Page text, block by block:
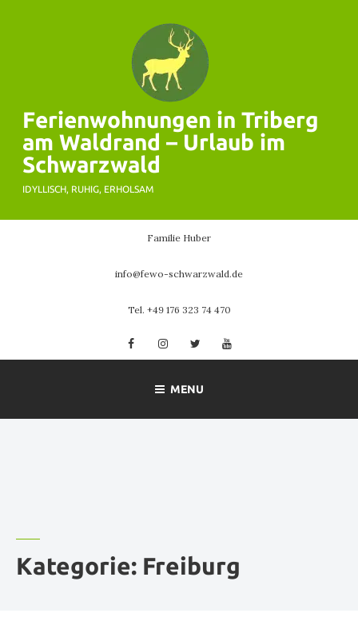
Ferienwohnungen in Triberg
am Waldrand – Urlaub im
Schwarzwald
IDYLLISCH, RUHIG, ERHOLSAM
Familie Huber
info@fewo-schwarzwald.de
Tel. +49 176 323 74 470
FacebookInstagramTwitter
MENU
Kategorie: Freiburg